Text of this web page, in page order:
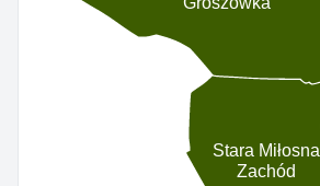
Stara Miłosna
Zachód